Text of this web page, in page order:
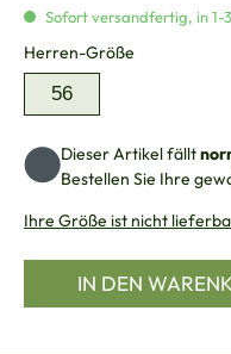
Sofort versandfertig, in 1-
Herren-Größe
56
Dieser Artikel fällt
Bestellen Sie Ihre
Ihre Größe ist nicht
IN DEN